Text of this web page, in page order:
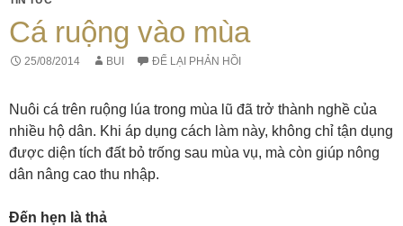
Cá ruộng vào mùa
25/08/2014 BUI ĐỂ LẠI PHẢN HỒI
Nuôi cá trên ruộng lúa trong mùa lũ đã trở thành nghề của
nhiều hộ dân. Khi áp dụng cách làm này, không chỉ tận dụng
được diện tích đất bỏ trống sau mùa vụ, mà còn giúp nông
dân nâng cao thu nhập.
Đến hẹn là thả